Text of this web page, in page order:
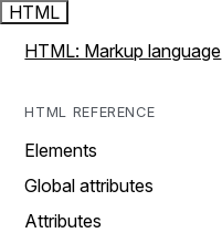
HTML
HTML: Markup language
HTML REFERENCE
Elements
Global attributes
Attributes